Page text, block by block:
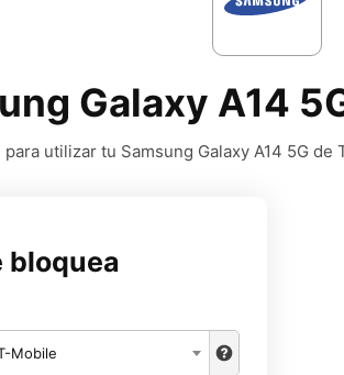
Galaxy A14
utilizar tu Samsung Galaxy A14 5G
bloquea
Mobile